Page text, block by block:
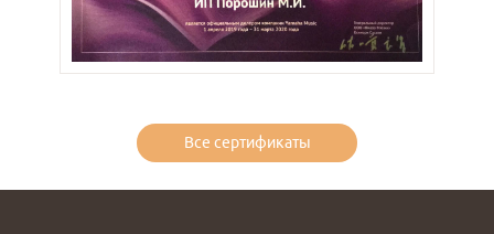
Все сертификаты